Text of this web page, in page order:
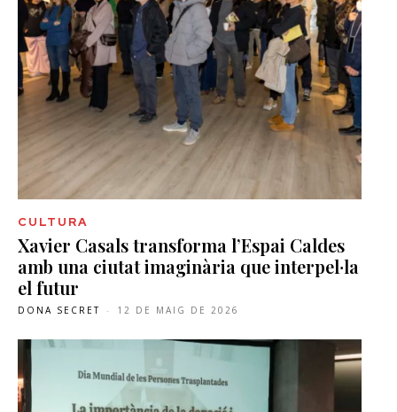
CULTURA
Xavier Casals transforma l’Espai Caldes
amb una ciutat imaginària que interpel·la
el futur
DONA SECRET - 12 DE MAIG DE 2026